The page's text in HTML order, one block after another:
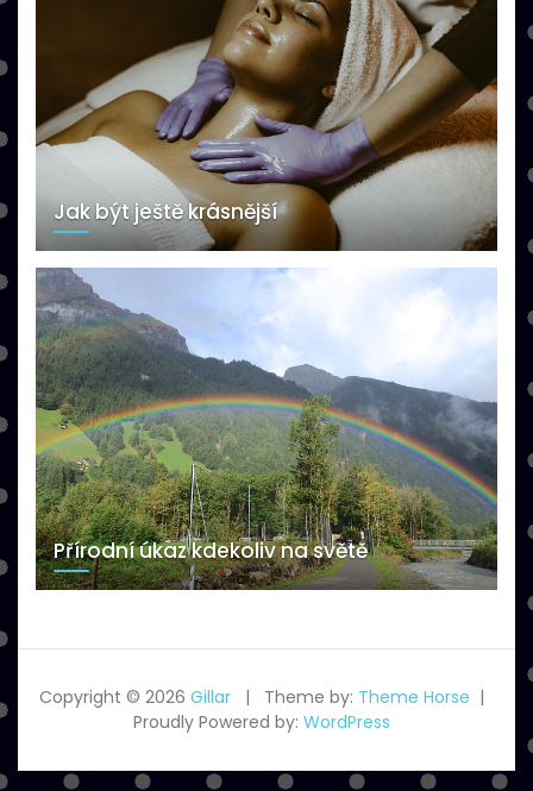
Jak být ještě krásnější
Přírodní úkaz kdekoliv na světě
Copyright © 2026 Gillar Theme by: Theme Horse
Proudly Powered by: WordPress